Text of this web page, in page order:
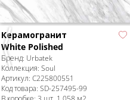
Previous
Керамогранит
White Polished
Бренд: Urbatek
Коллекция: Soul
Артикул: C225800551
Код товара: SD-257495-99